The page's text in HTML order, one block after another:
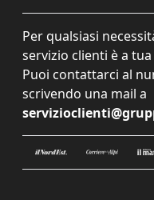
Per qualsiasi
servizio clienti è a
Puoi contattarci al
scrivendo una mail a